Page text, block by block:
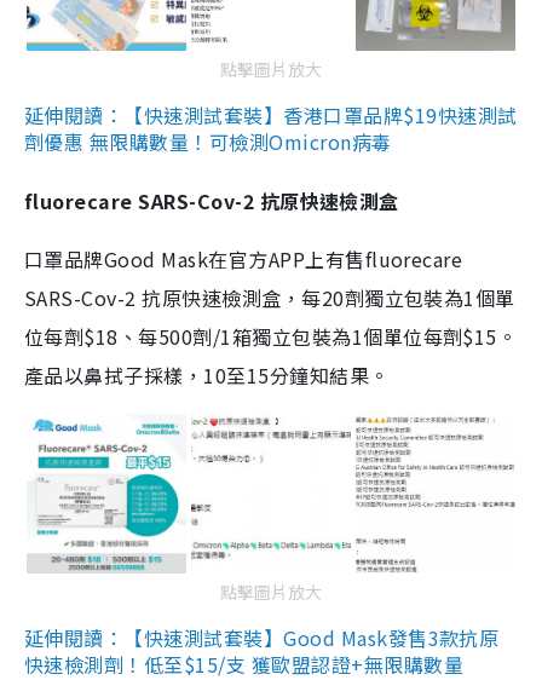
點擊圖片放大
延伸閱讀：【快速測試套裝】香港口罩品牌$19快速測試
劑優惠 無限購數量！可檢測Omicron病毒
fluorecare SARS-Cov-2 抗原快速檢測盒
口罩品牌Good Mask在官方APP上有售fluorecare
SARS-Cov-2 抗原快速檢測盒，每20劑獨立包裝為1個單
位每劑$18、每500劑/1箱獨立包裝為1個單位每劑$15。
產品以鼻拭子採樣，10至15分鐘知結果。
點擊圖片放大
延伸閱讀：【快速測試套裝】Good Mask發售3款抗原
快速檢測劑！低至$15/支 獲歐盟認證+無限購數量